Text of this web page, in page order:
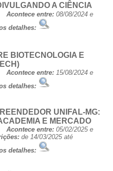
A CIÊNCIA
Acontece entre: 08/08/2024 e
detalhes:
BIOTECNOLOGIA E
Acontece entre: 15/08/2024 e
detalhes:
UNIFAL-MG:
E MERCADO
Acontece entre: 05/02/2025 e
de 14/03/2025 até
detalhes: